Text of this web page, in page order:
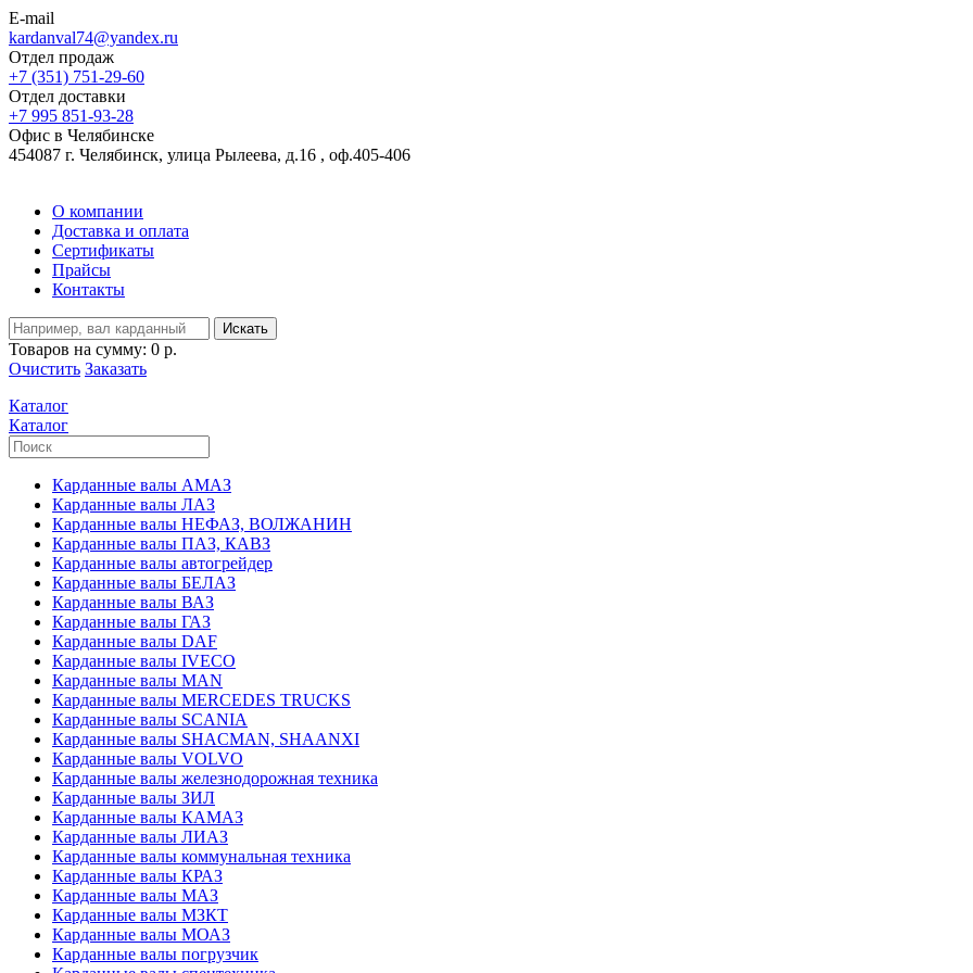
E-mail
kardanval74@yandex.ru
Отдел продаж
+7 (351) 751-29-60
Отдел доставки
+7 995 851-93-28
Офис в Челябинске
454087 г. Челябинск, улица Рылеева, д.16 , оф.405-406
О компании
Доставка и оплата
Сертификаты
Прайсы
Контакты
Искать
Товаров на сумму: 0 р.
Очистить Заказать
Каталог
Каталог
Карданные валы АМАЗ
Карданные валы ЛАЗ
Карданные валы НЕФАЗ, ВОЛЖАНИН
Карданные валы ПАЗ, КАВЗ
Карданные валы автогрейдер
Карданные валы БЕЛАЗ
Карданные валы ВАЗ
Карданные валы ГАЗ
Карданные валы DAF
Карданные валы IVECO
Карданные валы MAN
Карданные валы MERCEDES TRUCKS
Карданные валы SCANIA
Карданные валы SHACMAN, SHAANXI
Карданные валы VOLVO
Карданные валы железнодорожная техника
Карданные валы ЗИЛ
Карданные валы КАМАЗ
Карданные валы ЛИАЗ
Карданные валы коммунальная техника
Карданные валы КРАЗ
Карданные валы МАЗ
Карданные валы МЗКТ
Карданные валы МОАЗ
Карданные валы погрузчик